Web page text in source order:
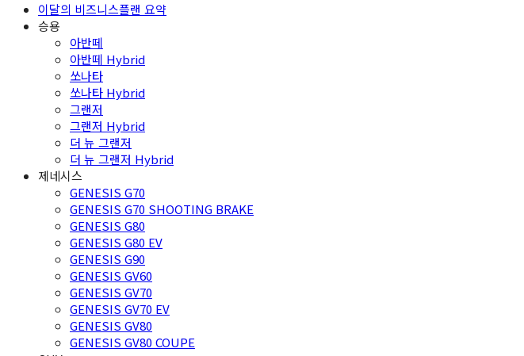
이달의 비즈니스플랜 요약
승용
아반떼
아반떼 Hybrid
쏘나타
쏘나타 Hybrid
그랜저
그랜저 Hybrid
더 뉴 그랜저
더 뉴 그랜저 Hybrid
제네시스
GENESIS G70
GENESIS G70 SHOOTING BRAKE
GENESIS G80
GENESIS G80 EV
GENESIS G90
GENESIS GV60
GENESIS GV70
GENESIS GV70 EV
GENESIS GV80
GENESIS GV80 COUPE